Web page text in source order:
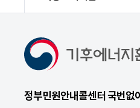
정부민원안내콜센터 국번